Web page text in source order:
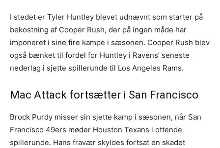
I stedet er Tyler Huntley blevet udnævnt som starter på
bekostning af Cooper Rush, der på ingen måde har
imponeret i sine fire kampe i sæsonen. Cooper Rush blev
også bænket til fordel for Huntley i Ravens’ seneste
nederlag i sjette spillerunde til Los Angeles Rams.
Mac Attack fortsætter i San Francisco
Brock Purdy misser sin sjette kamp i sæsonen, når San
Francisco 49ers møder Houston Texans i ottende
spillerunde. Hans fravær skyldes fortsat en skadet